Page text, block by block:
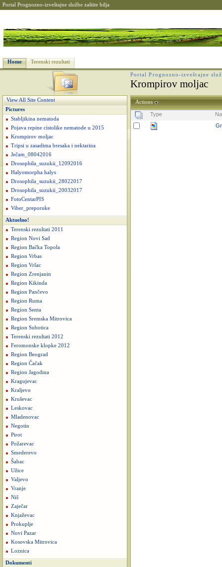
Portal Prognozno-izveštajne službe zaštite bilja
Home Terenski rezultati
Portal Prognozno-izveštajne
Krompirov moljac
View All Site Content
Pictures
Stabljikina nematoda
Pojava repine cistolike nematode u 2015
Krompirov moljac
Tripsi u zasadima bresaka i nektarina
Ječam_08042016
Drosophila_suzukii_12092016
Halyomorpha halys
Drosophila_suzukii_28022017
Drosophila_suzukii_20032017
FotoCentarPIS
Viber_preporuke
Aktuelno!
Terenski rezultati 2011
Region Novi Sad
Region Bačka Topola
Region Vrbas
Region Vršac
Region Zrenjanin
Region Kikinda
Region Pančevo
Region Ruma
Region Senta
Region Sremska Mitrovica
Region Subotica
Terenski rezultati 2012
Feromonske klopke 2012
Region Beograd
Region Čačak
Region Jagodina
Kragujevac
Kraljevo
Kruševac
Leskovac
Mladenovac
Negotin
Pirot
Požarevac
Smederevo
Šabac
Užice
Valjevo
Vranje
Niš
Zaječar
Knjaževac
Prokuplje
Novi Pazar
Kosovska Mitrovica
Loznica
Dokumenti
Actions
Type